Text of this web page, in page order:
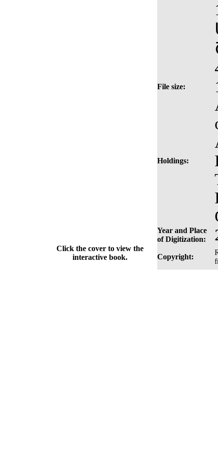
File size:
Holdings:
Year and Place
of Digitization:
Click the cover to view the
interactive book.
Copyright: